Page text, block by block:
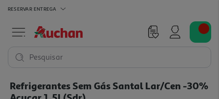
RESERVAR ENTREGA
Pesquisar
Refrigerantes Sem Gás Santal Lar/cen -30%